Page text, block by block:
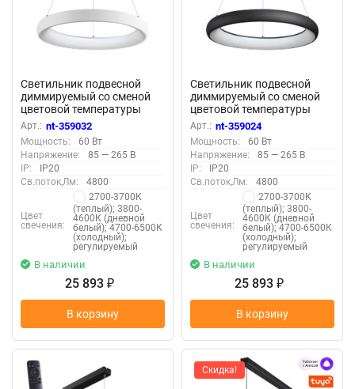
Светильник подвесной
диммируемый со сменой
цветовой температуры
(беспроводной пульт ДУ в
комплекте) «Novotech»
359032, серия: FOLD - -
Арт.: nt-359032
Мощность:
60 Вт
Напряжение:
85 — 265 В
IP:
IP20
Св.поток,Лм:
4800
Цвет
свечения:
2700-3700К
(теплый); 3800-
4600К (дневной
белый); 4700-6500К
(холодный);
регулируемый
В наличии
25 893 ₽
В корзину
Светильник подвесной
диммируемый со сменой
цветовой температуры
(беспроводной пульт ДУ в
комплекте) «Novotech»
359024, серия: FOLD - -
Арт.: nt-359024
Мощность:
60 Вт
Напряжение:
85 — 265 В
IP:
IP20
Св.поток,Лм:
4800
Цвет
свечения:
2700-3700К
(теплый); 3800-
4600К (дневной
белый); 4700-6500К
(холодный);
регулируемый
В наличии
25 893 ₽
В корзину
Скидка!